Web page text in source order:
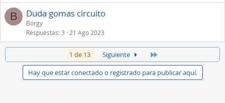
B Duda gomas circuito
Borgy
Respuestas 3 21 Ago 2023
1 de 13 Siguiente
Hay que estar conectado o registrado para publicar aquí.